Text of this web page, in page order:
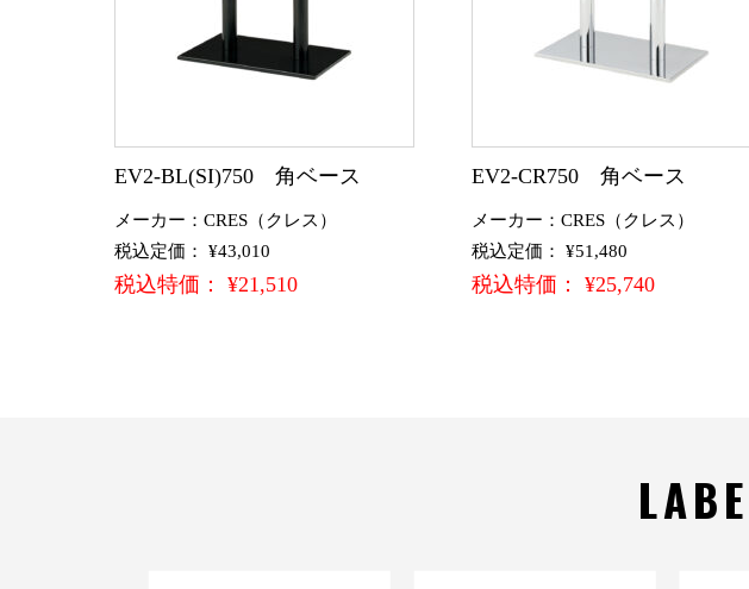
EV2-BL(SI)750 角ベース
メーカー：CRES（クレス）
税込定価： ¥43,010
税込特価： ¥21,510
EV2-CR750 角ベース
メーカー：CRES（クレス）
税込定価： ¥51,480
税込特価： ¥25,740